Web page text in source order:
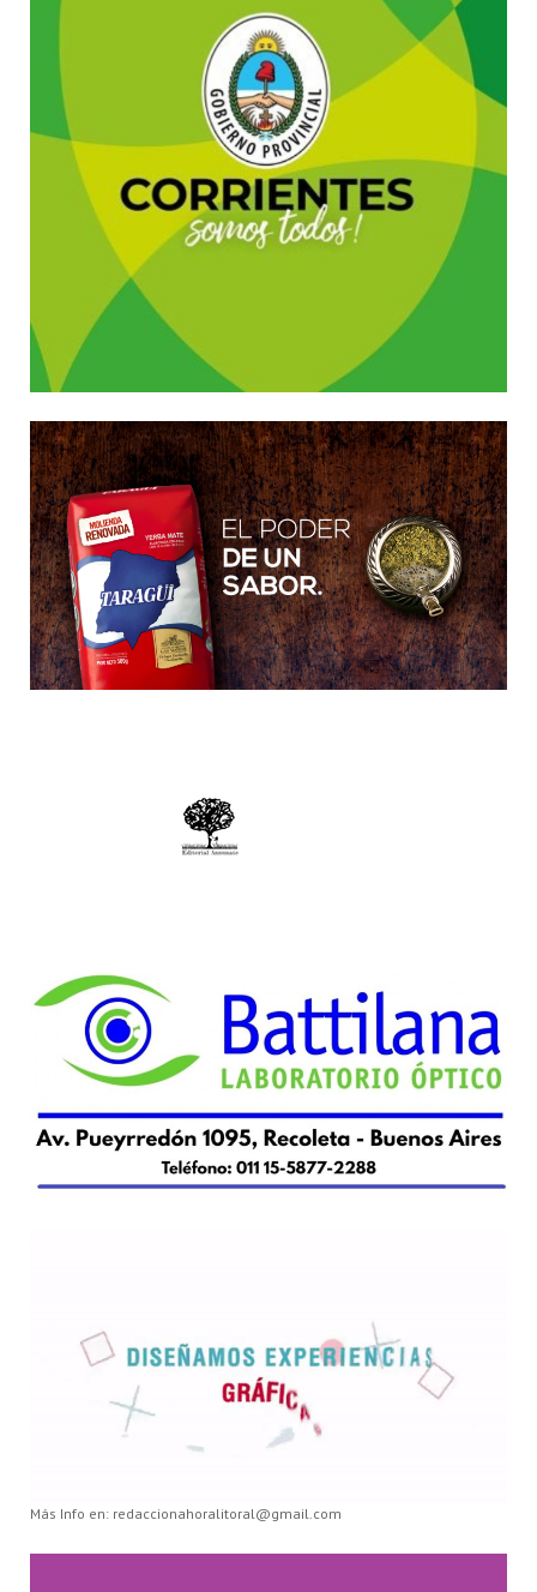
Más Info en: redaccionahoralitoral@gmail.com